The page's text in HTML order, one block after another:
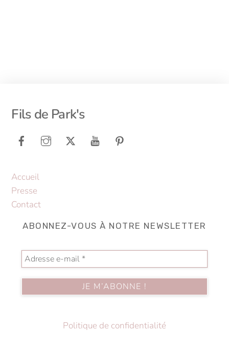
Top
Fils de Park's
Accueil
Presse
Contact
ABONNEZ-VOUS À NOTRE NEWSLETTER
Politique de confidentialité